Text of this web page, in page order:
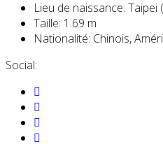
Lieu de naissance: Taipei
Taille: 1.69 m
Nationalité: Chinois,
Social: